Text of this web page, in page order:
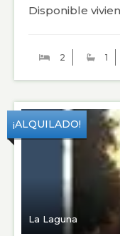
Disponible
2 1
¡ALQUILADO!
La Laguna